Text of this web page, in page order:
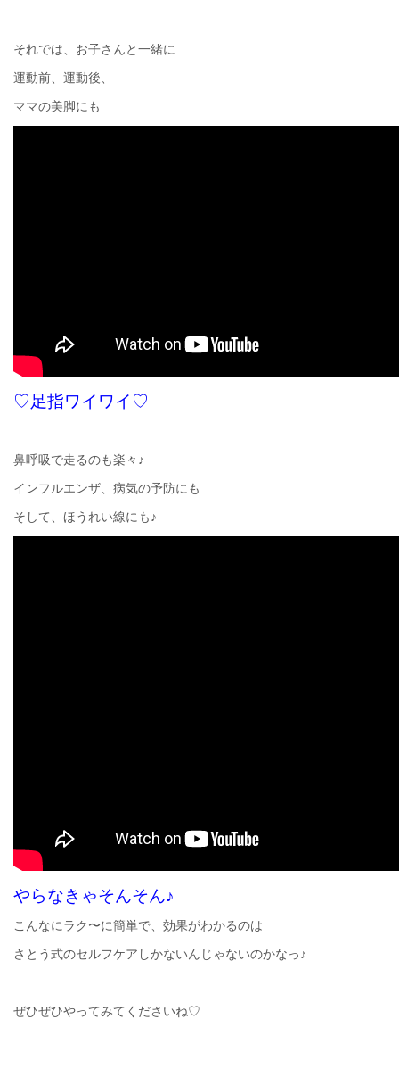
それでは、お子さんと一緒に
運動前、運動後、
ママの美脚にも
♡足指ワイワイ♡
鼻呼吸で走るのも楽々♪
インフルエンザ、病気の予防にも
そして、ほうれい線にも♪
やらなきゃそんそん♪
こんなにラク〜に簡単で、効果がわかるのは
さとう式のセルフケアしかないんじゃないのかなっ♪
ぜひぜひやってみてくださいね♡